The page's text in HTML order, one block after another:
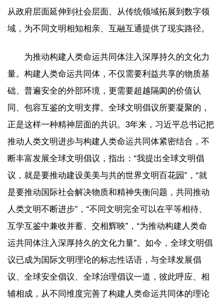
从政府层面延伸到社会层面、从传统领域拓展到数字领
域，为不同文明相知相亲、互融互通提供了现实路径。
为推动构建人类命运共同体注入深厚持久的文化力
量。构建人类命运共同体，不仅需要利益共享的物质基
础、普遍安全的外部环境，更需要超越隔阂的价值认
同、包容互鉴的文明支撑。全球文明倡议所要凝聚的，
正是这样一种精神层面的共识。3年来，习近平总书记把
推动人类文明进步与构建人类命运共同体紧密结合，不
断丰富发展全球文明倡议，指出：“我提出全球文明倡
议，就是要推动建设美美与共的世界文明百花园”，“就
是要推动国际社会解决物质和精神失衡问题，共同推动
人类文明不断进步”，“不同文明完全可以在平等相待、
互学互鉴中兼收并蓄、交相辉映”，“为推动构建人类命
运共同体注入深厚持久的文化力量”。如今，全球文明倡
议已成为国际文明理论的标志性话语，与全球发展倡
议、全球安全倡议、全球治理倡议一道，彼此呼应、相
辅相成，从不同维度完善了构建人类命运共同体的理论